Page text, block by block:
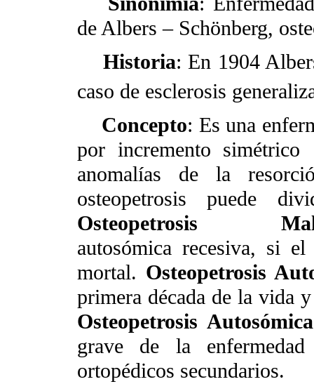
de Albers – Schönberg,
Historia: En 1904
caso de esclerosis
Concepto: Es una
por incremento simétrico
anomalías de la
osteopetrosis puede
Osteopetrosis
autosómica recesiva, si
mortal. Osteopetrosis
primera década de la vida
Osteopetrosis
grave de la
ortopédicos secundarios.